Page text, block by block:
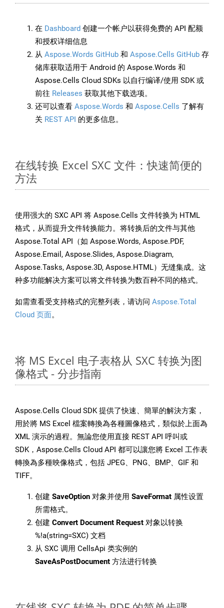
在 Dashboard 创建一个帐户以获得免费的 API 配额
和授权详细信息
从 Aspose.Words GitHub 和 Aspose.Cells GitHub 存
储库获取适用于 Android 的 Aspose.Words 和
Aspose.Cells Cloud SDKs 以自行编译/使用 SDK 或
前往 Releases 获取其他下载选项。
还可以查看 Aspose.Words 和 Aspose.Cells 了解有
关 REST API 的更多信息。
在线转换 Excel SXC 文件：快速简便的
方法
使用强大的 SXC API 将 Aspose.Cells 文件转换为 HTML
格式，从而提升文件转换能力。将转换后的文件与其他
Aspose.Total API（如 Aspose.Words, Aspose.PDF,
Aspose.Email, Aspose.Slides, Aspose.Diagram,
Aspose.Tasks, Aspose.3D, Aspose.HTML）无缝集成。这
种多功能解决方案可以将文件转换为数百种不同的格式。
如需查看受支持格式的完整列表，请访问 Aspose.Total
Cloud 页面。
将 MS Excel 电子表格从 SXC 转换为图
像格式 - 分步指南
Aspose.Cells Cloud SDK 提供了快速、簡單的解決方案，
用於將 MS Excel 檔案轉換為各種圖像格式，類似於上面為
XML 演示的過程。無論您使用直接 REST API 呼叫或
SDK，Aspose.Cells Cloud API 都可以讓您將 Excel 工作表
轉換為多種映像格式，包括 JPEG、PNG、BMP、GIF 和
TIFF。
创建 SaveOption 对象并使用 SaveFormat 属性设置
所需格式。
创建 Convert Document Request 对象以转换
%!a(string=SXC) 文档
从 SXC 调用 CellsApi 类实例的
SaveAsPostDocument 方法进行转换